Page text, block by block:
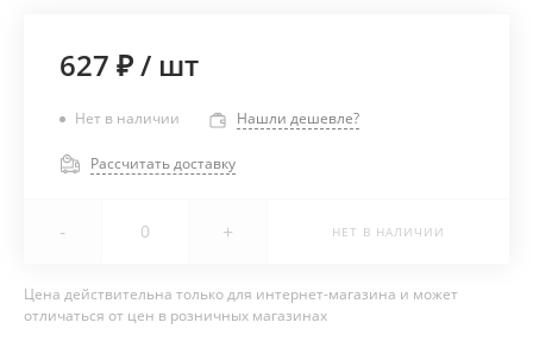
627 ₽/ шт
Нет в наличии Нашли дешевле?
Рассчитать доставку
- + НЕТ В НАЛИЧИИ
Цена действительна только для интернет-магазина и может
отличаться от цен в розничных магазинах